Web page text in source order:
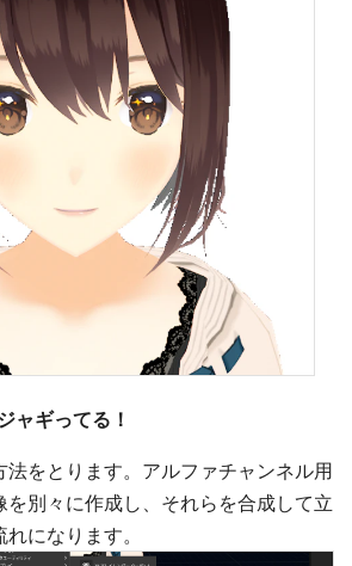
ャギってる！
法をとります。アルファチャンネル用
を別々に作成し、それらを合成して立
になります。